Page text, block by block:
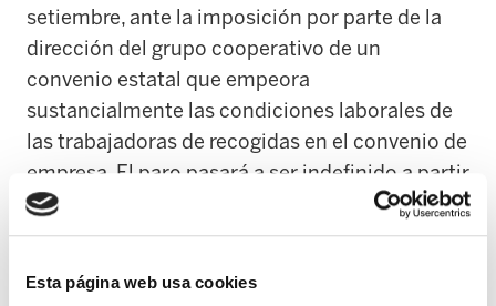
Esta página web usa cookies
setiembre, ante la imposición por parte de la
dirección del grupo cooperativo de un
convenio estatal que empeora
sustancialmente las condiciones laborales de
las trabajadoras de recogidas en el convenio de
empresa. El paro pasará a ser indefinido a partir
del próximo día 28, si Grupo Eroski mantiene
su actitud.
Las trabajadoras de estos centros no son